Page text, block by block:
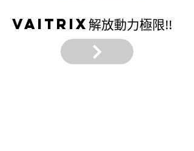
VAITRIX解放動力極限!!